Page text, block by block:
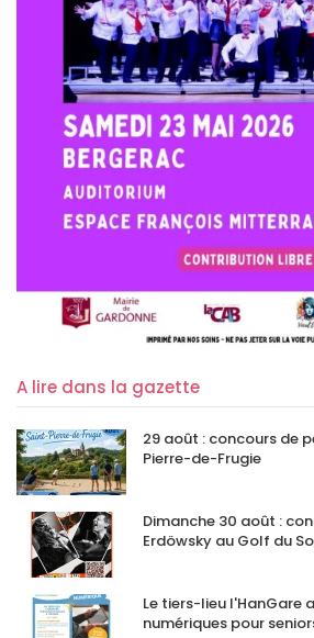
A lire dans la gazette
29 août : concours de
Pierre-de-Frugie
Dimanche 30 août :
Erdöwsky au Golf du
Le tiers-lieu l'HanGare
numériques pour